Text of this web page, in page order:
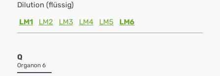
Dilution (flüssig)
LM1
LM2 LM3 LM4 LM5 LM6
Q
Organon 6